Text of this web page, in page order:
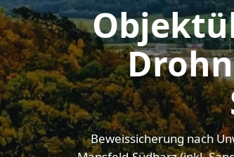
Beweissicherung nach